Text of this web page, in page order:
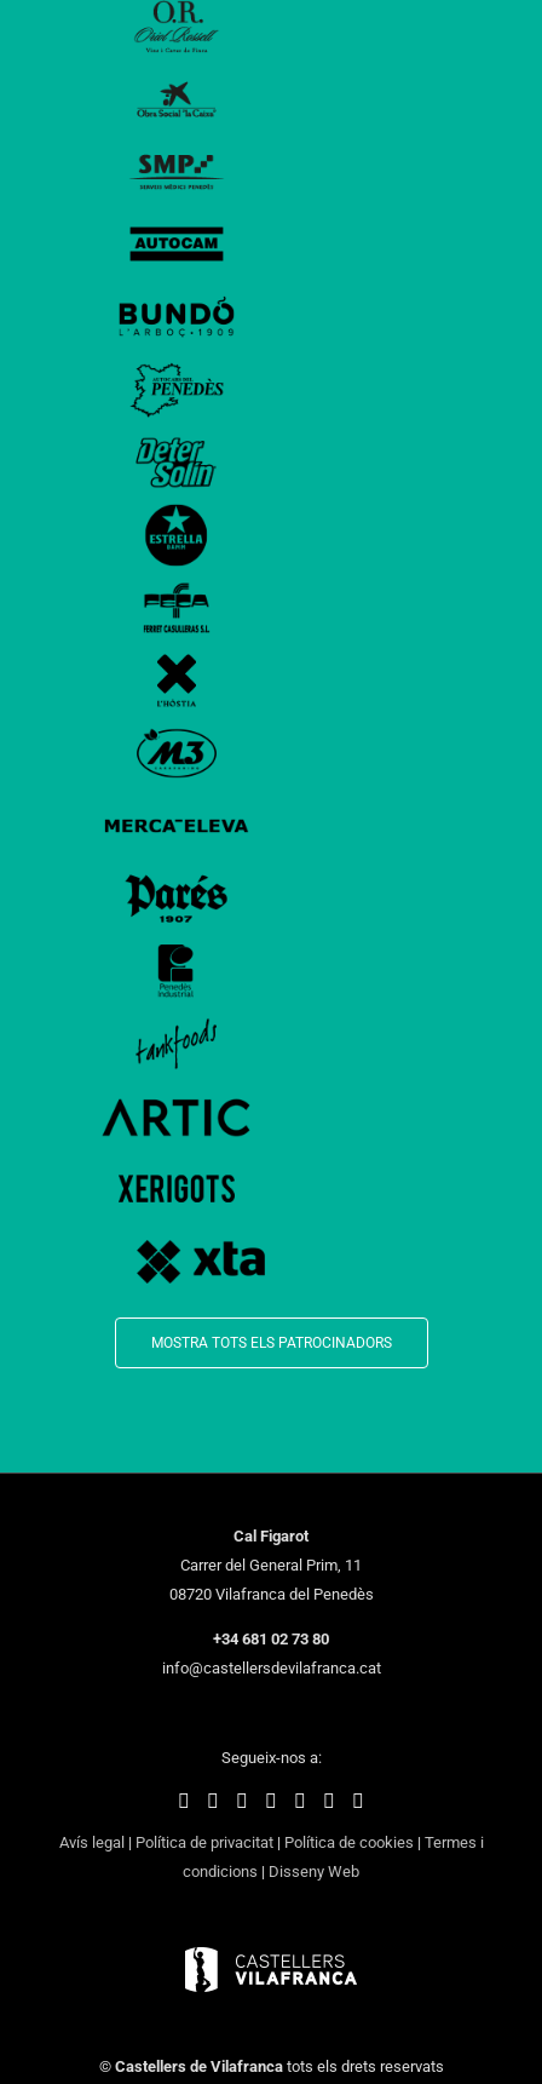
MOSTRA TOTS ELS PATROCINADORS
Cal Figarot
Carrer del General Prim, 11
08720 Vilafranca del Penedès
+34 681 02 73 80
info@castellersdevilafranca.cat
Segueix-nos a:
Avís legal | Política de privacitat| Política de cookies | Termes i
condicions | Disseny Web
© Castellers de Vilafrancatots els drets reservats